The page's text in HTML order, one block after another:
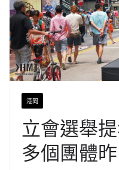
港聞
立會選舉
多個團體